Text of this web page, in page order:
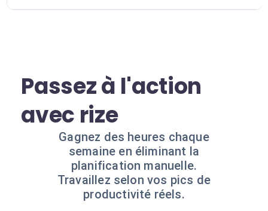
Passez à l'action
avec rize
Gagnez des heures chaque
semaine en éliminant la
planification manuelle.
Travaillez selon vos pics de
productivité réels.